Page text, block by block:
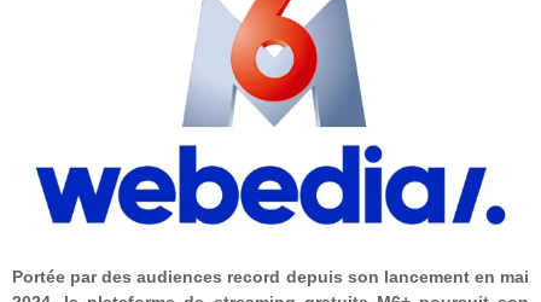
Portée par des audiences record depuis son lancement en mai